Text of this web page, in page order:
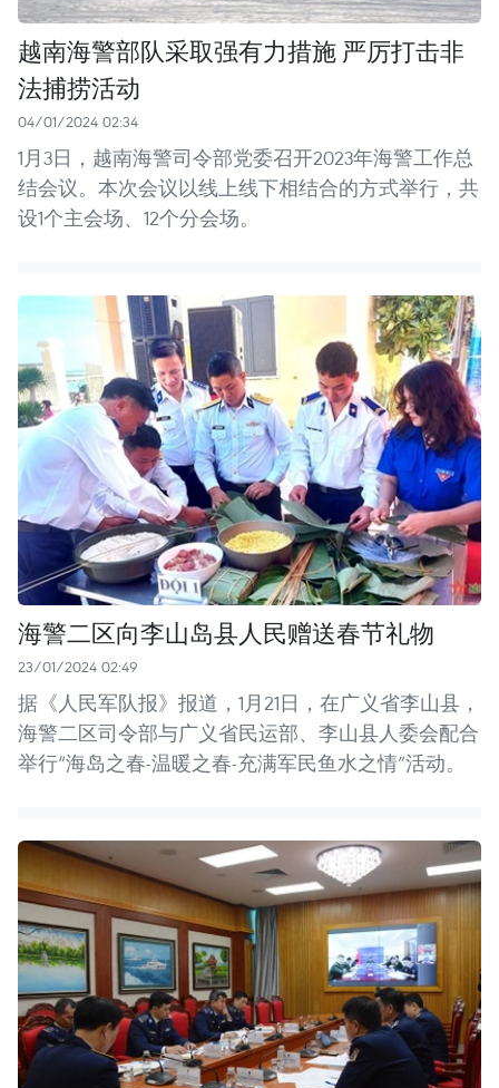
越南海警部队采取强有力措施 严厉打击非
法捕捞活动
04/01/2024 02:34
1月3日，越南海警司令部党委召开2023年海警工作总
结会议。本次会议以线上线下相结合的方式举行，共
设1个主会场、12个分会场。
海警二区向李山岛县人民赠送春节礼物
23/01/2024 02:49
据《人民军队报》报道，1月21日，在广义省李山县，
海警二区司令部与广义省民运部、李山县人委会配合
举行“海岛之春-温暖之春-充满军民鱼水之情”活动。